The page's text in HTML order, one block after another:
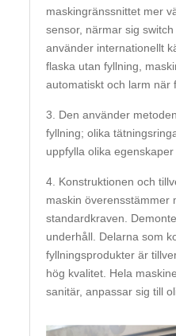
maskingränssnittet mer
sensor, närmar sig
använder internationellt
flaska utan fyllning,
automatiskt och larm när
3. Den använder
fyllning; olika
uppfylla olika
4. Konstruktionen och
maskin överensstämmer
standardkraven.
underhåll. Delarna som
fyllningsprodukter är
hög kvalitet. Hela
sanitär, anpassar sig till